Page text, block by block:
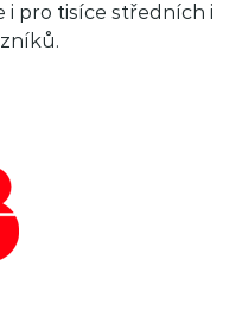
i pro tisíce středních i